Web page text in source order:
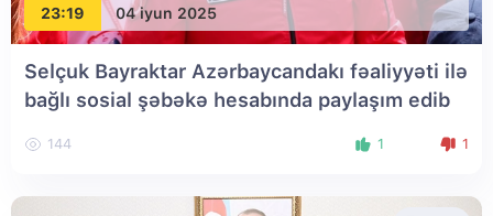
23:19 04 iyun 2025
Selçuk Bayraktar Azərbaycandakı fəaliyyəti ilə
bağlı sosial şəbəkə hesabında paylaşım edib
144 1 1